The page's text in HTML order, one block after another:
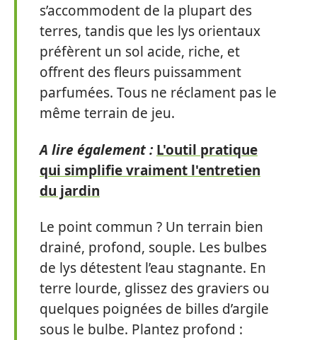
s’accommodent de la plupart des
terres, tandis que les lys orientaux
préfèrent un sol acide, riche, et
offrent des fleurs puissamment
parfumées. Tous ne réclament pas le
même terrain de jeu.
A lire également : L'outil pratique
qui simplifie vraiment l'entretien
du jardin
Le point commun ? Un terrain bien
drainé, profond, souple. Les bulbes
de lys détestent l’eau stagnante. En
terre lourde, glissez des graviers ou
quelques poignées de billes d’argile
sous le bulbe. Plantez profond :